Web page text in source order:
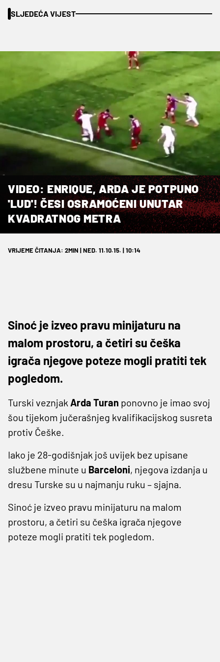
SLJEDEĆA VIJEST
VIDEO: ENRIQUE, ARDA JE POTPUNO
'LUD'! ČESI OSRAMOĆENI UNUTAR
KVADRATNOG METRA
VRIJEME ČITANJA: 2MIN | NED. 11.10.15. | 10:14
Sinoć je izveo pravu minijaturu na
malom prostoru, a četiri su češka
igrača njegove poteze mogli pratiti tek
pogledom.
Turski veznjak Arda Turan ponovno je imao svoj
šou tijekom jučerašnjeg kvalifikacijskog susreta
protiv Češke.
Iako je 28-godišnjak još uvijek bez upisane
službene minute u Barceloni, njegova izdanja u
dresu Turske su u najmanju ruku – sjajna.
Sinoć je izveo pravu minijaturu na malom
prostoru, a četiri su češka igrača njegove
poteze mogli pratiti tek pogledom.